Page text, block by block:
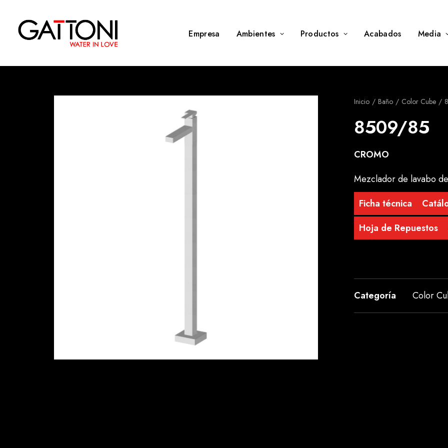
Empresa Ambientes Productos Acabados Media
Inicio Baño Color Cube
8509/85
CROMO
Mezclador de lavabo
Ficha técnica
Hoja de Repuestos
Categoría Color